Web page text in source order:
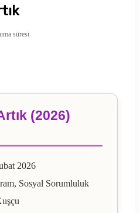
süresi
(2026)
2026
Sosyal Sorumluluk